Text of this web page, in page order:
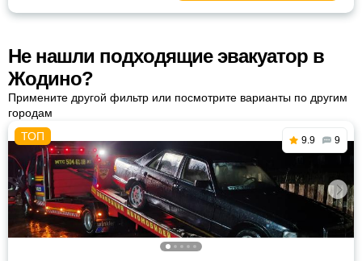
Не нашли подходящие эвакуатор в
Жодино?
Примените другой фильтр или посмотрите варианты по другим
городам
9.9 9